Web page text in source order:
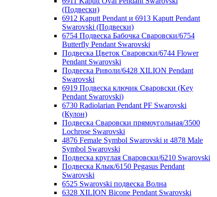
(Подвески)
6912 Kaputt Pendant и 6913 Kaputt Pendant
Swarovski (Подвески)
6754 Подвеска Бабочка Сваровски/6754
Butterfly Pendant Swarovski
Подвеска Цветок Сваровски/6744 Flower
Pendant Swarovski
Подвеска Риволи/6428 XILION Pendant
Swarovski
6919 Подвеска ключик Сваровски (Key
Pendant Swarovski)
6730 Radiolarian Pendant PF Swarovski
(Кулон)
Подвеска Сваровски прямоугольная/3500
Lochrose Swarovski
4876 Female Symbol Swarovski и 4878 Male
Symbol Swarovski
Подвеска круглая Сваровски/6210 Swarovski
Подвеска Клык/6150 Pegasus Pendant
Swarovski
6525 Swarovski подвеска Волна
6328 XILION Bicone Pendant Swarovski